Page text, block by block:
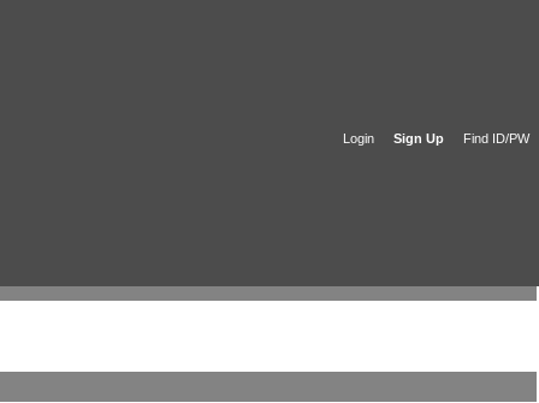
Login Sign Up Find ID/PW